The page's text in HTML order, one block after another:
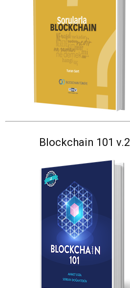
Blockchain 101 v.2